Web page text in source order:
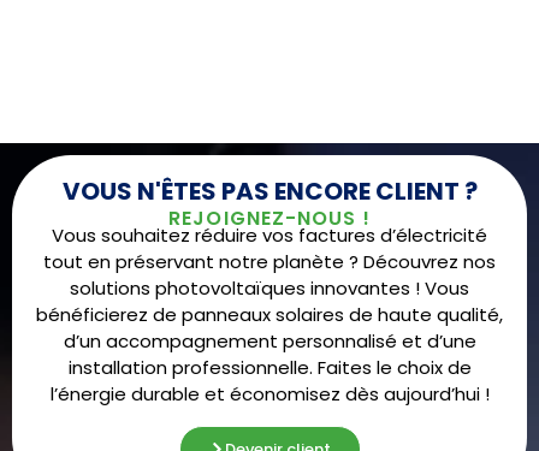
VOUS N'ÊTES PAS ENCORE CLIENT ?
REJOIGNEZ-NOUS !
Vous souhaitez réduire vos factures d’électricité
tout en préservant notre planète ? Découvrez nos
solutions photovoltaïques innovantes ! Vous
bénéficierez de panneaux solaires de haute qualité,
d’un accompagnement personnalisé et d’une
installation professionnelle. Faites le choix de
l’énergie durable et économisez dès aujourd’hui !